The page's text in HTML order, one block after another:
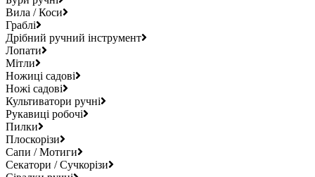
Вила / Коси
Граблі
Дрібний ручний інструмент
Лопати
Мітли
Ножиці садові
Ножі садові
Культиватори ручні
Рукавиці робочі
Пилки
Плоскорізи
Сапи / Мотиги
Секатори / Сучкорізи